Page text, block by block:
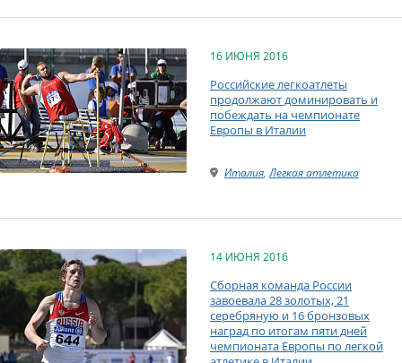
16 ИЮНЯ 2016
Российские легкоатлеты
продолжают доминировать и
побеждать на чемпионате
Европы в Италии
Италия,Легкая атлетика
14 ИЮНЯ 2016
Сборная команда России
завоевала 28 золотых, 21
серебряную и 16 бронзовых
наград по итогам пяти дней
чемпионата Европы по легкой